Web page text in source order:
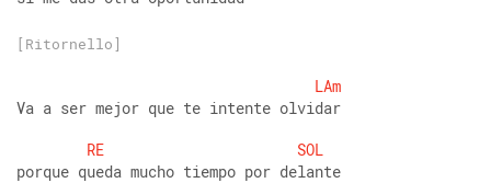
[Ritornello]
LAm
Va a ser mejor que te intente olvidar
RE
SOL
porque queda mucho tiempo por delante